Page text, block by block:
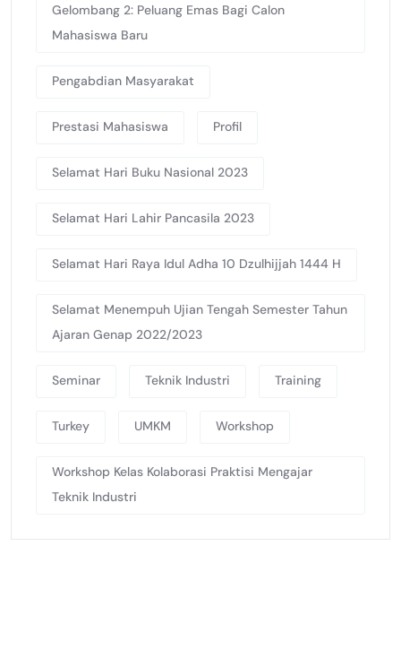
Gelombang 2: Peluang Emas Bagi Calon
Mahasiswa Baru
Pengabdian Masyarakat
Prestasi Mahasiswa Profil
Selamat Hari Buku Nasional 2023
Selamat Hari Lahir Pancasila 2023
Selamat Hari Raya Idul Adha 10 Dzulhijjah 1444 H
Selamat Menempuh Ujian Tengah Semester Tahun
Ajaran Genap 2022/2023
Seminar Teknik Industri Training
Turkey UMKM Workshop
Workshop Kelas Kolaborasi Praktisi Mengajar
Teknik Industri